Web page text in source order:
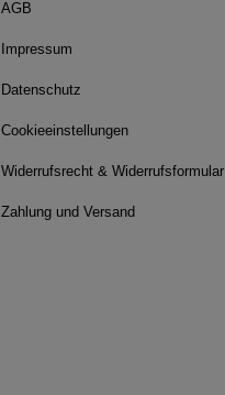
AGB
Impressum
Datenschutz
Cookieeinstellungen
Widerrufsrecht & Widerrufsformular
Zahlung und Versand